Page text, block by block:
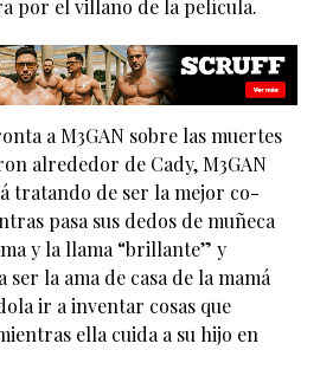
por el villano de la película.
a M3GAN sobre las muertes
alrededor de Cady, M3GAN
tratando de ser la mejor co-
pasa sus dedos de muñeca
y la llama “brillante” y
ser la ama de casa de la mamá
ir a inventar cosas que
ella cuida a su hijo en